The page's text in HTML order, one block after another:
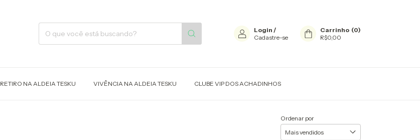
Login /
Cadastre-se
Carrinho (0)
R$0,00
RETIRO NA ALDEIA TESKU VIVÊNCIA NA ALDEIA TESKU CLUBE VIP DOS ACHADINHOS
Ordenar por